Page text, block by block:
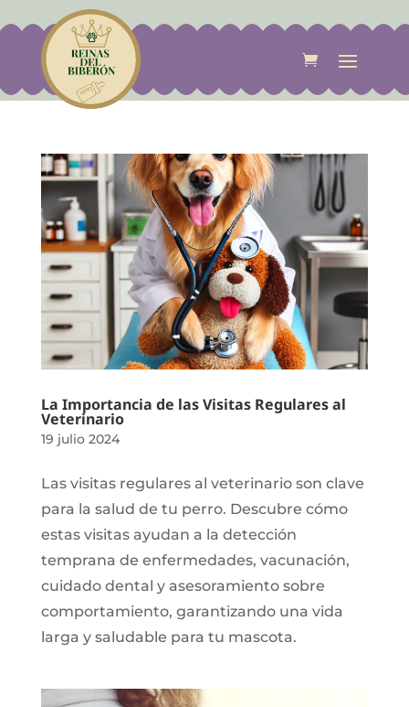
La Importancia de las Visitas Regulares al
Veterinario
19 julio 2024
Las visitas regulares al veterinario son clave
para la salud de tu perro. Descubre cómo
estas visitas ayudan a la detección
temprana de enfermedades, vacunación,
cuidado dental y asesoramiento sobre
comportamiento, garantizando una vida
larga y saludable para tu mascota.